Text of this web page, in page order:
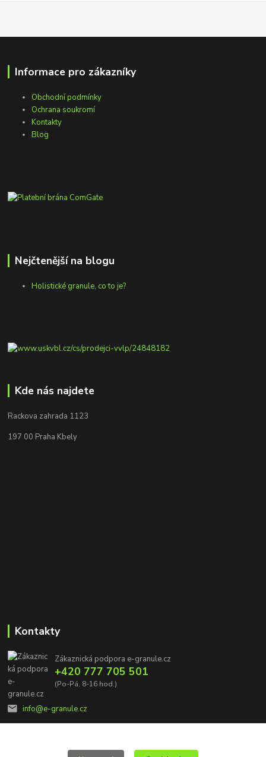
Informace pro zákazníky
Obchodní podmínky
Ochrana soukromí
Kontakty
Blog
Nejčtenější na blogu
Holistické granule, co to je?
Kde nás najdete
Rackova zahrada 1123
197 00 Praha Kbely
Kontakty
Zákaznická podpora e-granule.cz
+420 777 705 501
(Po-Pá, 8-16 hod.)
info@e-granule.cz